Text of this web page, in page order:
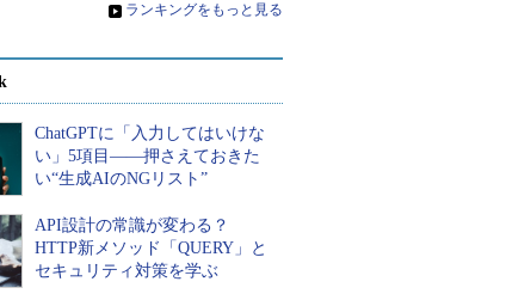
» ランキングをもっと見る
ChatGPTに「入力してはいけな
い」5項目――押さえておきた
い“生成AIのNGリスト”
API設計の常識が変わる？
HTTP新メソッド「QUERY」と
セキュリティ対策を学ぶ